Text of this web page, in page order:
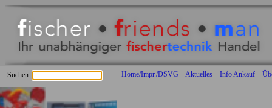
Home/Impr./DSVG Aktuelles Info Ankauf
Suchen: